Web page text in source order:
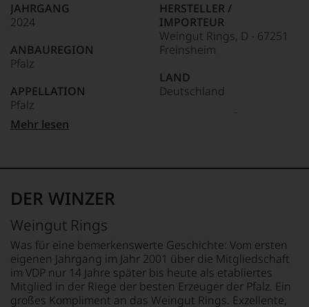
Unter 85 Punkte:
kaum
ein
Das
dokumentieren
auch
und
gerade
mit
Medaillen
Weinjournalisten
Fachpublikationen
unseren
Aussendungen
oder
in
unserem
JAHRGANG
2024
ANBAUREGION
Pfalz
APPELLATION
Pfalz
QUALITÄTSSTUFE
REBSORTEN
HÄNDLER
DE-ÖKO-006
BIO KENNZEICHNUNG
PRODUKT
DE-ÖKO-022
HERSTELLER /
IMPORTEUR
Weingut Rings, D - 67251
Freinsheim
LAND
Deutschland
trocken
FETT
0 g
davon gesättigte
Fettsäuren: 0 g
KOHLENHYDRATE
Mehr lesen
DER WINZER
Weingut Rings
Was für eine bemerkenswerte Geschichte: Vom ersten
eigenen Jahrgang im Jahr 2001 über die Mitgliedschaft
im VDP nur 14 Jahre später bis heute als etabliertes
Mitglied in der Riege der besten Erzeuger der Pfalz. Ein
großes Kompliment an das Weingut Rings. Exzellente,